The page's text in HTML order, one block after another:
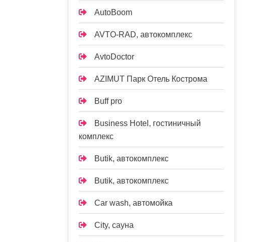
AutoBoom
AVTO-RAD, автокомплекс
AvtoDoctor
AZIMUT Парк Отель Кострома
Buff pro
Business Hotel, гостиничный
комплекс
Butik, автокомплекс
Butik, автокомплекс
Car wash, автомойка
City, сауна